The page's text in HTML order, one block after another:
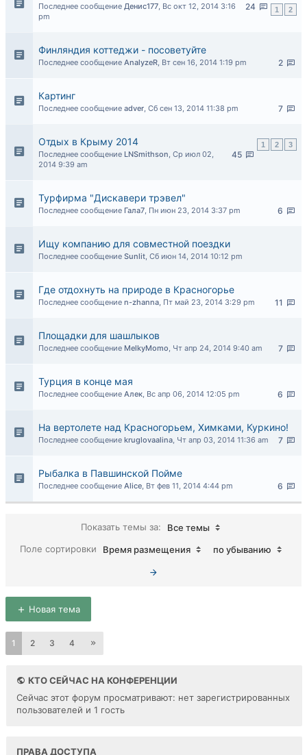
1 2
24
Последнее сообщение Денис177, Вс окт 12, 2014 3:16
pm
Финляндия коттеджи - посоветуйте
2
Последнее сообщение AnalyzeR, Вт сен 16, 2014 1:19 pm
Картинг
7
Последнее сообщение adver, Сб сен 13, 2014 11:38 pm
Отдых в Крыму 2014 1 2 3
45
Последнее сообщение LNSmithson, Ср июл 02,
2014 9:39 am
Турфирма "Дискавери трэвел"
6
Последнее сообщение Гала7, Пн июн 23, 2014 3:37 pm
Ищу компанию для совместной поездки
Последнее сообщение Sunlit, Сб июн 14, 2014 10:12 pm
Где отдохнуть на природе в Красногорье
11
Последнее сообщение n-zhanna, Пт май 23, 2014 3:29 pm
Площадки для шашлыков
7
Последнее сообщение MelkyMomo, Чт апр 24, 2014 9:40 am
Турция в конце мая
6
Последнее сообщение Алек, Вс апр 06, 2014 12:05 pm
На вертолете над Красногорьем, Химками, Куркино!
7
Последнее сообщение kruglovaalina, Чт апр 03, 2014 11:36 am
Рыбалка в Павшинской Пойме
6
Последнее сообщение Alice, Вт фев 11, 2014 4:44 pm
Показать темы за:
Все темы
Поле сортировки
Время размещения по убыванию
Новая тема
1 2 3 4
КТО СЕЙЧАС НА КОНФЕРЕНЦИИ
Сейчас этот форум просматривают: нет зарегистрированных
пользователей и 1 гость
ПРАВА ДОСТУПА